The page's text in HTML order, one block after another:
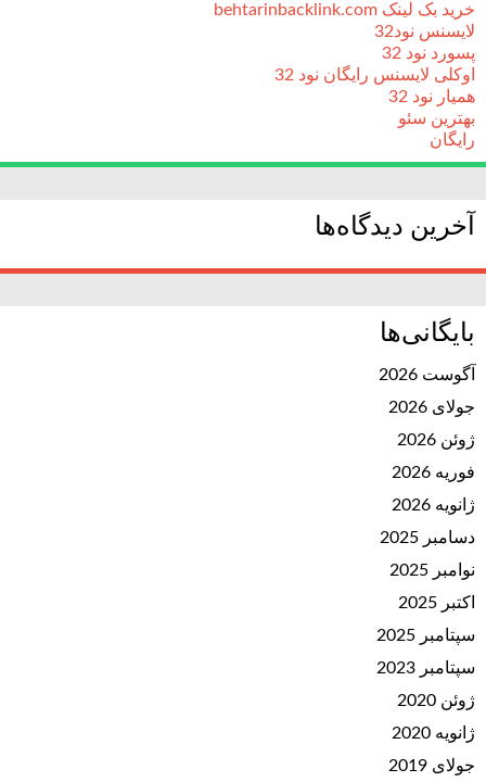
خرید بک لینک behtarinbacklink.com
لایسنس نود32
پسورد نود 32
اوکلی لایسنس رایگان نود 32
همیار نود 32
بهترین سئو
رایگان
آخرین دیدگاه‌ها
بایگانی‌ها
آگوست 2026
جولای 2026
ژوئن 2026
فوریه 2026
ژانویه 2026
دسامبر 2025
نوامبر 2025
اکتبر 2025
سپتامبر 2025
سپتامبر 2023
ژوئن 2020
ژانویه 2020
جولای 2019